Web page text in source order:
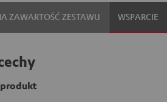
ZAWARTOŚĆ ZESTAWU WSPARCIE